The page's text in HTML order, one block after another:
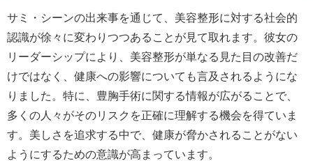
サミ・シーンの出来事を通じて、美容整形に対する社会的
認識が徐々に変わりつつあることが見て取れます。彼女の
リーダーシップにより、美容整形が単なる見た目の改善だ
けではなく、健康への影響についても言及されるようにな
りました。特に、豊胸手術に関する情報が広がることで、
多くの人々がそのリスクを正確に理解する機会を得ていま
す。美しさを追求する中で、健康が脅かされることがない
ようにするための意識が高まっています。